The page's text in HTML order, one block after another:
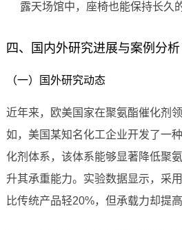
露天场馆中，座椅也能保持长久
四、国内外研究进展与案例分析
（一）国外研究动态
近年来，欧美国家在聚氨酯催化剂
如，美国某知名化工企业开发了一
化剂体系，该体系能够显著降低聚
升其承重能力。实验数据显示，采
比传统产品轻20%，但承载力却提高